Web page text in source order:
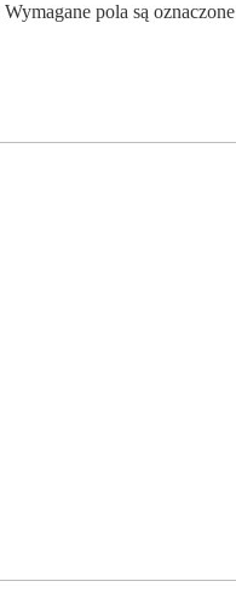
Wymagane pola są oznaczone